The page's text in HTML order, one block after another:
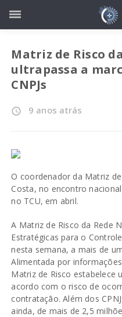
Matriz de Risco
ultrapassa a
CNPJs
access_time 9 anos atrás
O coordenador da Matriz
Costa, no encontro
no TCU, em abril.
A Matriz de Risco da Rede
Estratégicas para o
nesta semana, a mais de
Alimentada por
Matriz de Risco estabelece
acordo com o risco de
contratação. Além dos
ainda, de mais de 2,5